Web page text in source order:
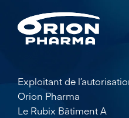
Exploitant de
Orion Pharma
Le Rubix Bâtiment A